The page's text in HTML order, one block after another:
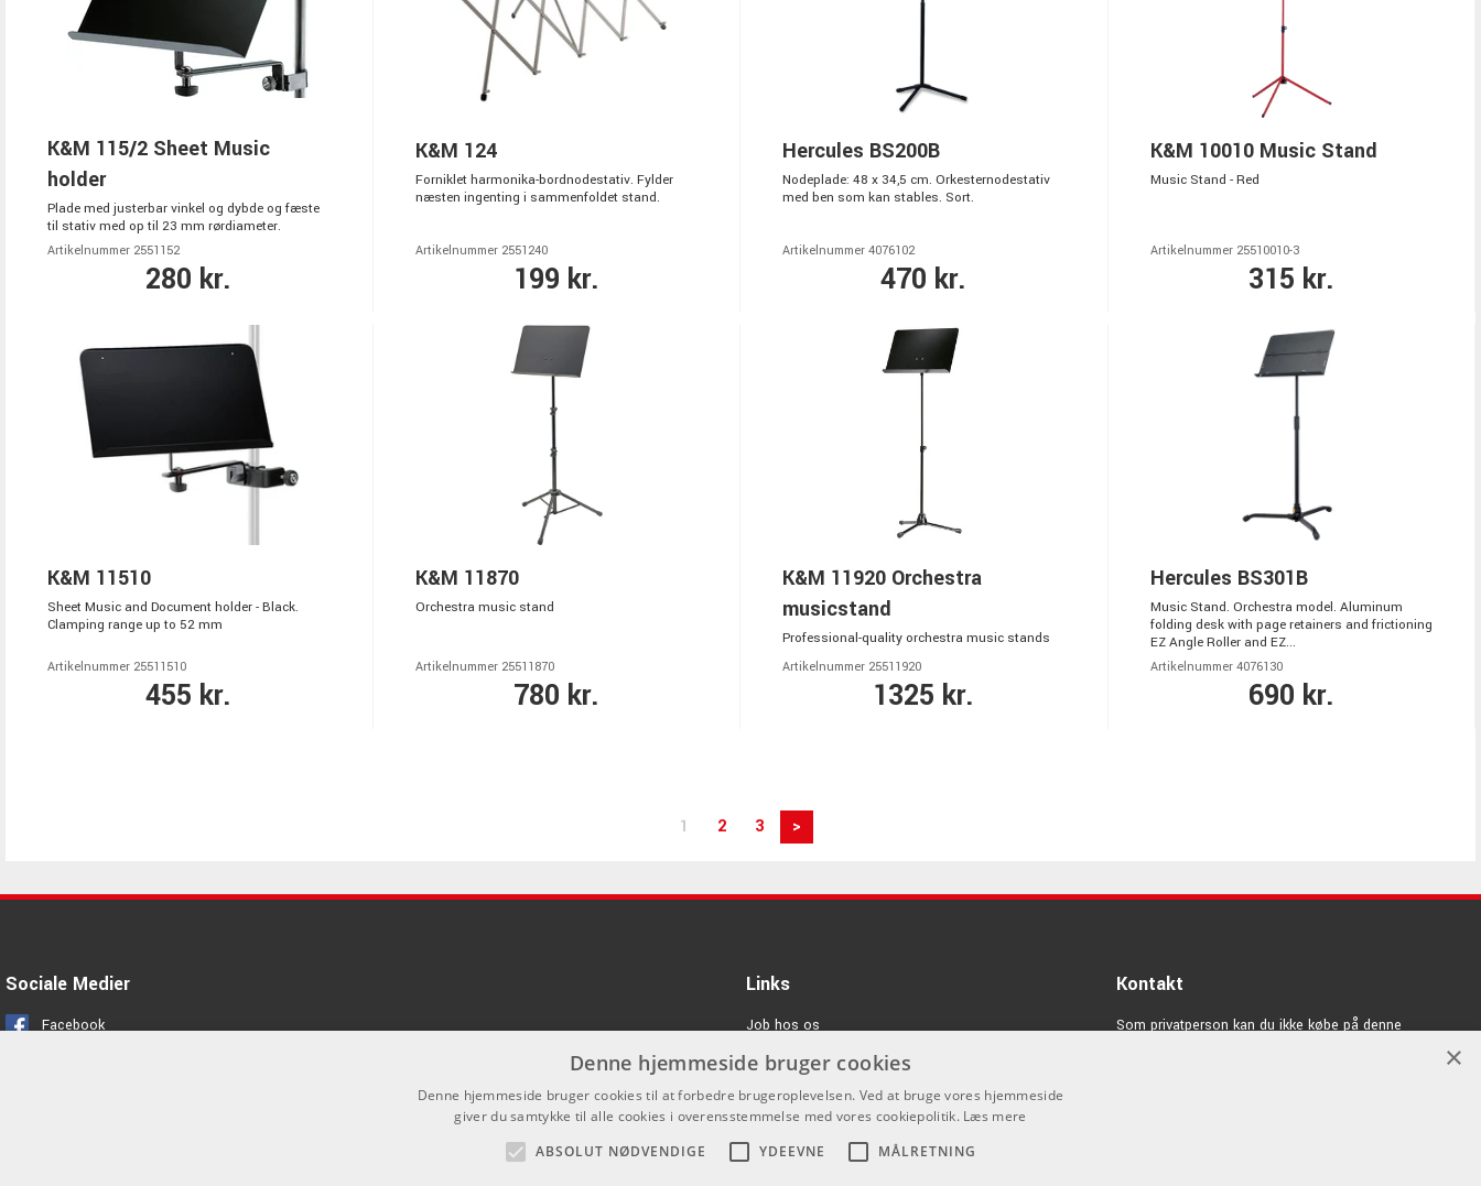
K&M 115/2 Sheet Music
holder
Plade med justerbar vinkel og dybde og fæste
til stativ med op til 23 mm rørdiameter.
Artikelnummer 2551152
280 kr.
K&M 124
Forniklet harmonika-bordnodestativ. Fylder
næsten ingenting i sammenfoldet stand.
Artikelnummer 2551240
199 kr.
Hercules BS200B
Nodeplade: 48 x 34,5 cm. Orkesternodestativ
med ben som kan stables. Sort.
Artikelnummer 4076102
470 kr.
K&M 10010 Music Stand
Music Stand - Red
Artikelnummer 25510010-3
315 kr.
K&M 11510
Sheet Music and Document holder - Black.
Clamping range up to 52 mm
Artikelnummer 25511510
455 kr.
K&M 11870
Orchestra music stand
Artikelnummer 25511870
780 kr.
K&M 11920 Orchestra
musicstand
Professional-quality orchestra music stands
Artikelnummer 25511920
1325 kr.
Hercules BS301B
Music Stand. Orchestra model. Aluminum
folding desk with page retainers and frictioning
EZ Angle Roller and EZ...
Artikelnummer 4076130
690 kr.
1 2 3 >
Sociale Medier
Facebook
Links
Job hos os
Om Os
Agenturer
Log ind
Kontakt
Som privatperson kan du ikke købe på denne
hjemmeside, alt salg foregår gennem vores forhandlere.
×
Denne hjemmeside bruger cookies
Denne hjemmeside bruger cookies til at forbedre brugeroplevelsen. Ved at bruge vores hjemmeside
giver du samtykke til alle cookies i overensstemmelse med vores cookiepolitik. Læs mere
ABSOLUT NØDVENDIGE
YDEEVNE MÅLRETNING